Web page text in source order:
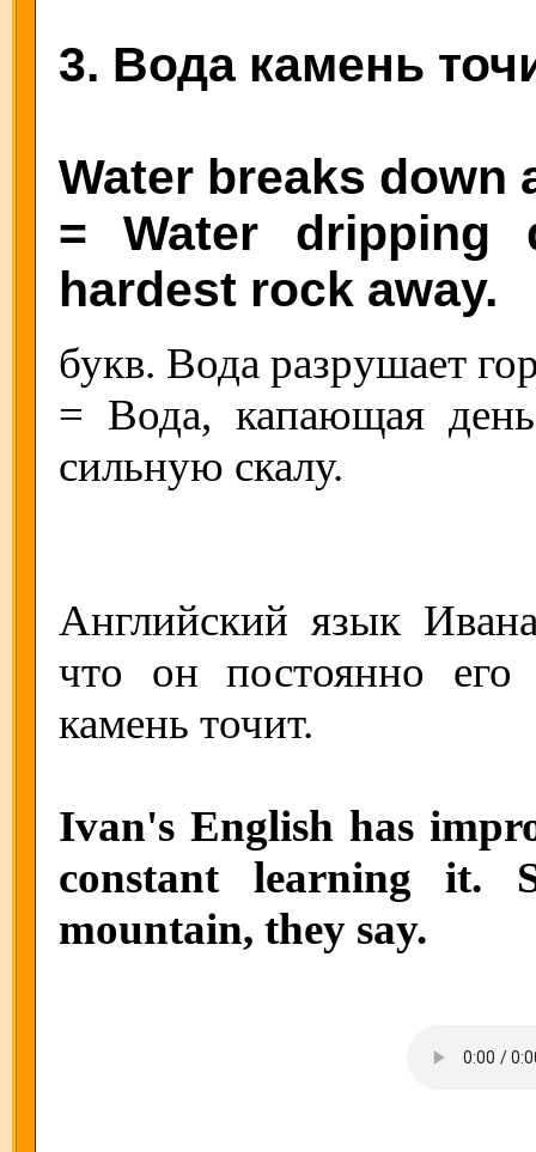
3. Вода камень
Water breaks down
= Water dripping
hardest rock away.
букв. Вода разрушает
= Вода, капающая
сильную скалу.
Английский язык
что он постоянно
камень точит.
Ivan's English has
constant learning it.
mountain, they say.